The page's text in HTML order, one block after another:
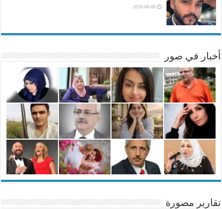
2026-08-08
أخبار في صور
تقارير مصورة